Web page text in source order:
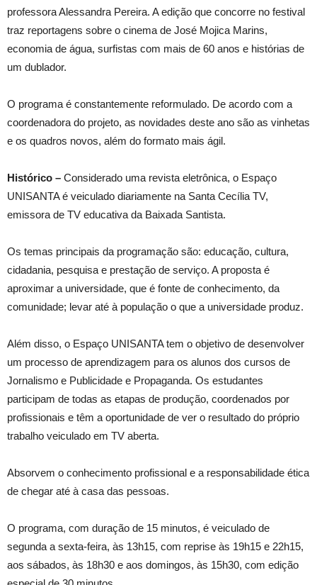
professora Alessandra Pereira. A edição que concorre no festival
traz reportagens sobre o cinema de José Mojica Marins,
economia de água, surfistas com mais de 60 anos e histórias de
um dublador.
O programa é constantemente reformulado. De acordo com a
coordenadora do projeto, as novidades deste ano são as vinhetas
e os quadros novos, além do formato mais ágil.
Histórico – Considerado uma revista eletrônica, o Espaço
UNISANTA é veiculado diariamente na Santa Cecília TV,
emissora de TV educativa da Baixada Santista.
Os temas principais da programação são: educação, cultura,
cidadania, pesquisa e prestação de serviço. A proposta é
aproximar a universidade, que é fonte de conhecimento, da
comunidade; levar até à população o que a universidade produz.
Além disso, o Espaço UNISANTA tem o objetivo de desenvolver
um processo de aprendizagem para os alunos dos cursos de
Jornalismo e Publicidade e Propaganda. Os estudantes
participam de todas as etapas de produção, coordenados por
profissionais e têm a oportunidade de ver o resultado do próprio
trabalho veiculado em TV aberta.
Absorvem o conhecimento profissional e a responsabilidade ética
de chegar até à casa das pessoas.
O programa, com duração de 15 minutos, é veiculado de
segunda a sexta-feira, às 13h15, com reprise às 19h15 e 22h15,
aos sábados, às 18h30 e aos domingos, às 15h30, com edição